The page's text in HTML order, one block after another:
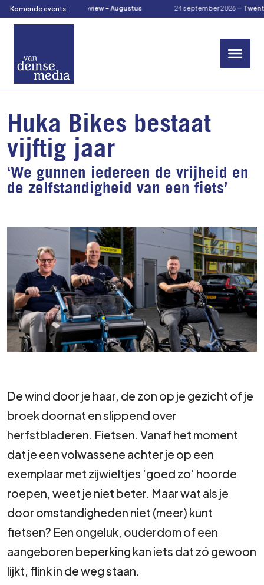
Komende events:
2026-TOM’s Preview – Augustus 24 september 2026-
Huka Bikes bestaat
vijftig jaar
‘We gunnen iedereen de vrijheid en
de zelfstandigheid van een fiets’
De wind door je haar, de zon op je gezicht of je
broek doornat en slippend over
herfstbladeren. Fietsen. Vanaf het moment
dat je een volwassene achter je op een
exemplaar met zijwieltjes ‘goed zo’ hoorde
roepen, weet je niet beter. Maar wat als je
door omstandigheden niet (meer) kunt
fietsen? Een ongeluk, ouderdom of een
aangeboren beperking kan iets dat zó gewoon
lijkt, flink in de weg staan.